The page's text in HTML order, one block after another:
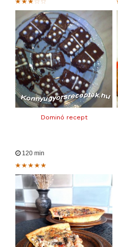
Dominó recept
120 min